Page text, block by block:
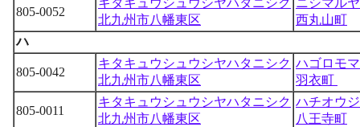
805-0052
キタキュウシュウシヤハタニシク
北九州市八幡東区
ニシマル
西丸山町
ハ
805-0042
キタキュウシュウシヤハタニシク
北九州市八幡東区
ハゴロモ
羽衣町
805-0011
キタキュウシュウシヤハタニシク
北九州市八幡東区
ハチオウ
八王寺町